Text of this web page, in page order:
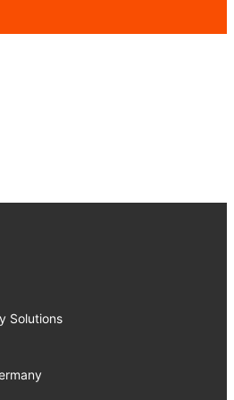
Solutions